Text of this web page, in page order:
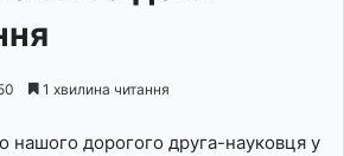
1 хвилина читання
нашого дорогого друга-науковця у